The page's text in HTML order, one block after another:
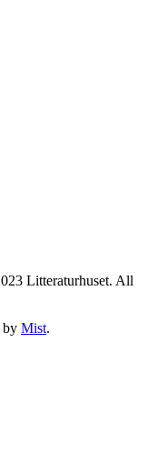
Litteraturhuset. All
by Mist.